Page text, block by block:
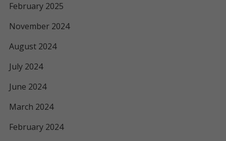
February 2025
November 2024
August 2024
July 2024
June 2024
March 2024
February 2024